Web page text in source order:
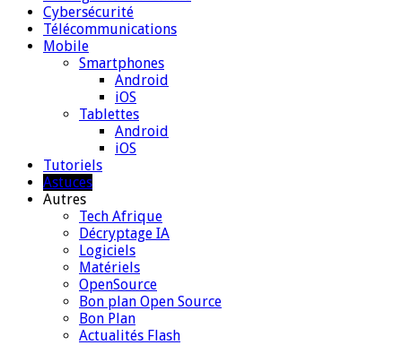
Cybersécurité
Télécommunications
Mobile
Smartphones
Android
iOS
Tablettes
Android
iOS
Tutoriels
Astuces
Autres
Tech Afrique
Décryptage IA
Logiciels
Matériels
OpenSource
Bon plan Open Source
Bon Plan
Actualités Flash